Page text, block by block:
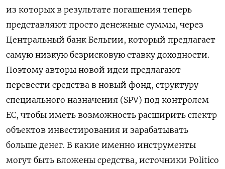
из которых в результате погашения теперь
представляют просто денежные суммы, через
Центральный банк Бельгии, который предлагает
самую низкую безрисковую ставку доходности.
Поэтому авторы новой идеи предлагают
перевести средства в новый фонд, структуру
специального назначения (SPV) под контролем
ЕС, чтобы иметь возможность расширить спектр
объектов инвестирования и зарабатывать
больше денег. В какие именно инструменты
могут быть вложены средства, источники Politico